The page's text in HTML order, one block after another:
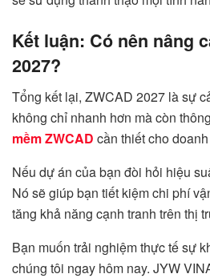
Kết luận: Có nên nâng
2027?
Tổng kết lại, ZWCAD 2027 là sự
không chỉ nhanh hơn mà còn
mềm ZWCAD cần thiết cho
Nếu dự án của bạn đòi hỏi hiệu
Nó sẽ giúp bạn tiết kiệm chi phí
tăng khả năng cạnh tranh trên thị
Bạn muốn trải nghiệm thực tế sự
chúng tôi ngay hôm nay. JYW